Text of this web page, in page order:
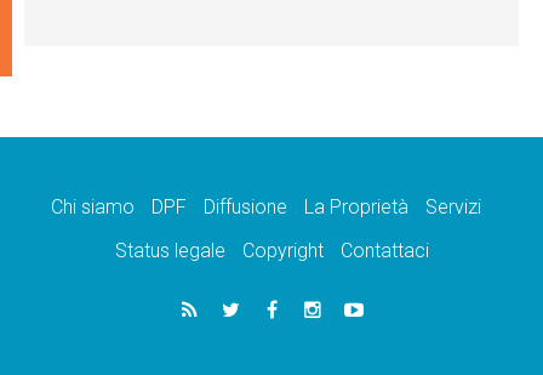
Chi siamo DPF Diffusione La Proprietà
Servizi
Status legale
Copyright Contattaci